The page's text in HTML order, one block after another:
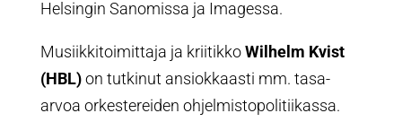
Helsingin Sanomissa ja Imagessa.
Musiikkitoimittaja ja kriitikkoWilhelm Kvist
(HBL)on tutkinut ansiokkaasti mm. tasa-
arvoa orkestereiden ohjelmistopolitiikassa.